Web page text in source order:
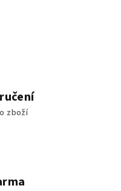
zboží